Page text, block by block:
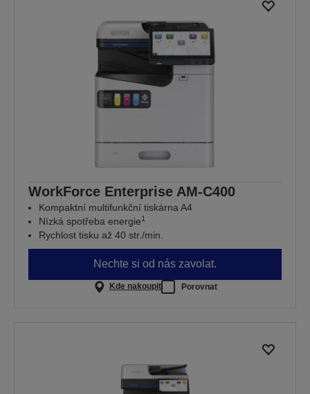
WorkForce Enterprise​ AM-C400
Kompaktní multifunkční tiskárna A4
Nízká spotřeba energie1
Rychlost tisku až 40 str./min.
Nechte si od nás zavolat.
Kde nakoupit Porovnat